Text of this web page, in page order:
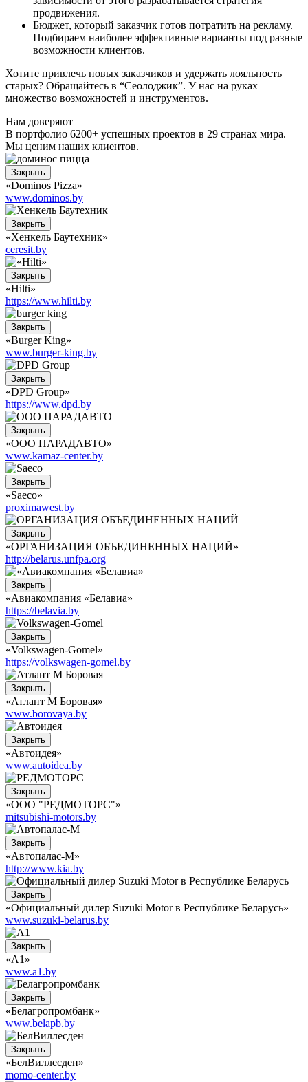
продвижения.
Бюджет, который заказчик готов потратить на рекламу.
Подбираем наиболее эффективные варианты под разные
возможности клиентов.
Хотите привлечь новых заказчиков и удержать лояльность
старых? Обращайтесь в “Сеолоджик”. У нас на руках
множество возможностей и инструментов.
Нам доверяют
В портфолио 6200+ успешных проектов в 29 странах мира.
Мы ценим наших клиентов.
Закрыть
«Dominos Pizza»
www.dominos.by
Закрыть
«Хенкель Баутехник»
ceresit.by
Закрыть
«Hilti»
https://www.hilti.by
Закрыть
«Burger King»
www.burger-king.by
Закрыть
«DPD Group»
https://www.dpd.by
Закрыть
«ООО ПАРАДАВТО»
www.kamaz-center.by
Закрыть
«Saeco»
proximawest.by
Закрыть
«ОРГАНИЗАЦИЯ ОБЪЕДИНЕННЫХ НАЦИЙ»
http://belarus.unfpa.org
Закрыть
«Авиакомпания «Белавиа»
https://belavia.by
Закрыть
«Volkswagen-Gomel»
https://volkswagen-gomel.by
Закрыть
«Атлант М Боровая»
www.borovaya.by
Закрыть
«Автоидея»
www.autoidea.by
Закрыть
«ООО "РЕДМОТОРС"»
mitsubishi-motors.by
Закрыть
«Автопалас-М»
http://www.kia.by
Закрыть
«Официальный дилер Suzuki Motor в Республике Беларусь»
www.suzuki-belarus.by
Закрыть
«A1»
www.a1.by
Закрыть
«Белагропромбанк»
www.belapb.by
Закрыть
«БелВиллесден»
momo-center.by